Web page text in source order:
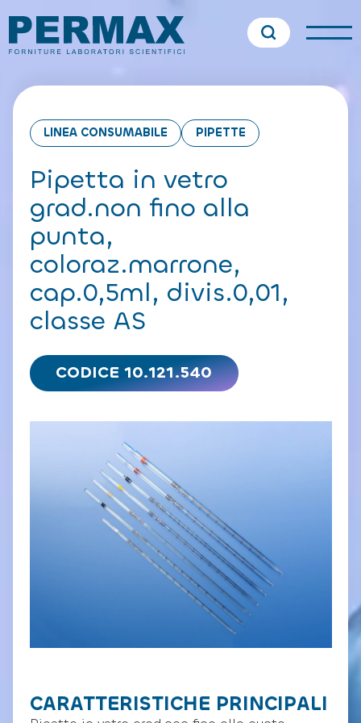
LINEA CONSUMABILE PIPETTE
Pipetta in vetro
grad.non fino alla
punta,
coloraz.marrone,
cap.0,5ml, divis.0,01,
classe AS
CODICE 10.121.540
CARATTERISTICHE PRINCIPALI